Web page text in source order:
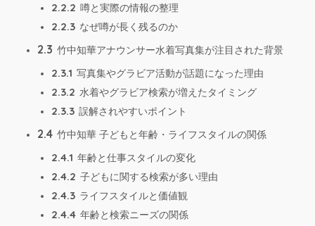
2.2.2 噂と実際の情報の整理
2.2.3 なぜ噂が長く残るのか
2.3 竹中知華アナウンサー水着写真集が注目された背景
2.3.1 写真集やグラビア活動が話題になった理由
2.3.2 水着やグラビア検索が増えたタイミング
2.3.3 誤解されやすいポイント
2.4 竹中知華 子どもと年齢・ライフスタイルの関係
2.4.1 年齢と仕事スタイルの変化
2.4.2 子どもに関する検索が多い理由
2.4.3 ライフスタイルと価値観
2.4.4 年齢と検索ニーズの関係